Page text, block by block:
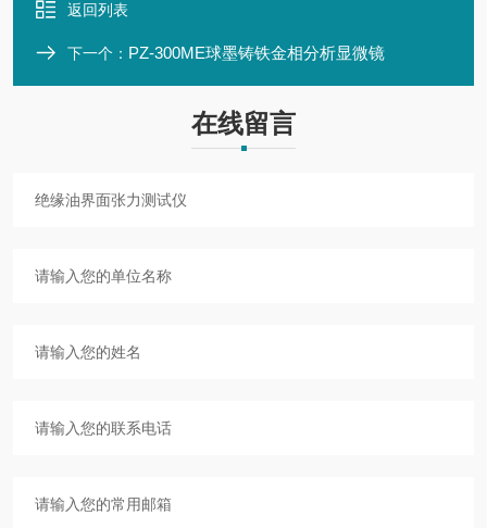
返回列表
下一个： PZ-300ME球墨铸铁金相分析显微镜
在线留言